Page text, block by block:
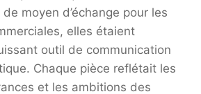
moyen d’échange pour les
elles étaient
outil de communication
Chaque pièce reflétait les
et les ambitions des